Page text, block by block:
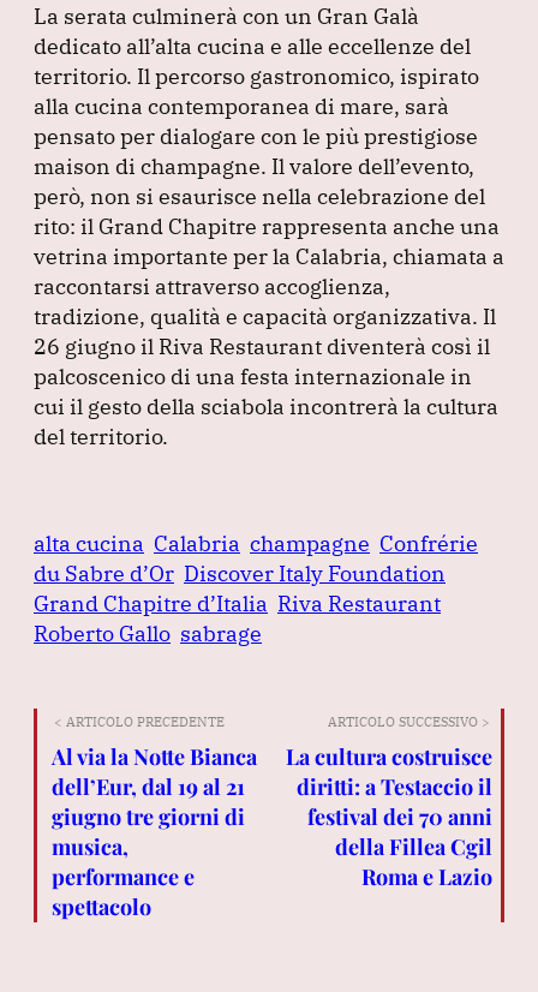
La serata culminerà con un Gran Galà
dedicato all’alta cucina e alle eccellenze del
territorio. Il percorso gastronomico, ispirato
alla cucina contemporanea di mare, sarà
pensato per dialogare con le più prestigiose
maison di champagne. Il valore dell’evento,
però, non si esaurisce nella celebrazione del
rito: il Grand Chapitre rappresenta anche una
vetrina importante per la Calabria, chiamata a
raccontarsi attraverso accoglienza,
tradizione, qualità e capacità organizzativa. Il
26 giugno il Riva Restaurant diventerà così il
palcoscenico di una festa internazionale in
cui il gesto della sciabola incontrerà la cultura
del territorio.
alta cucina Calabria champagne Confrérie
du Sabre d’Or Discover Italy Foundation
Grand Chapitre d’Italia Riva Restaurant
Roberto Gallo sabrage
< ARTICOLO PRECEDENTE
Al via la Notte Bianca
dell’Eur, dal 19 al 21
giugno tre giorni di
musica,
performance e
spettacolo
ARTICOLO SUCCESSIVO >
La cultura costruisce
diritti: a Testaccio il
festival dei 70 anni
della Fillea Cgil
Roma e Lazio